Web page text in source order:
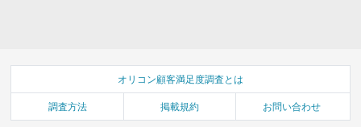
オリコン顧客満足度調査とは
調査方法 掲載規約 お問い合わせ